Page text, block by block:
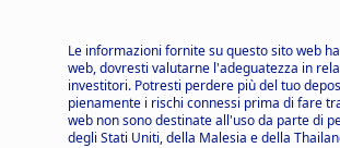
Le informazioni fornite su questo sito web
web, dovresti valutarne l'adeguatezza in
investitori. Potresti perdere più del tuo
pienamente i rischi connessi prima di fare
web non sono destinate all'uso da parte di
degli Stati Uniti, della Malesia e della